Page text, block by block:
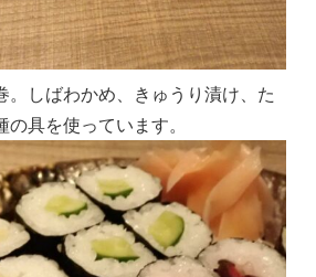
。しばわかめ、きゅうり漬け、た
の具を使っています。